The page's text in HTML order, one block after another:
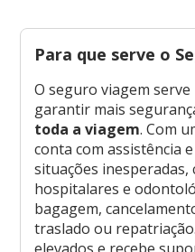
Para que serve o
O seguro viagem serve
garantir mais
toda a viagem. Com
conta com assistência
situações inesperadas,
hospitalares e
bagagem,
traslado ou